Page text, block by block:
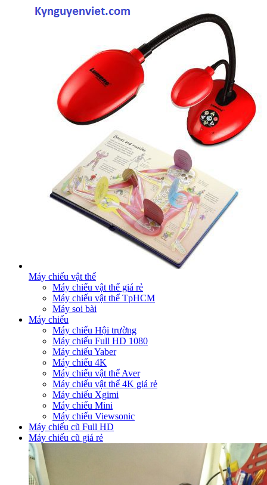
Máy chiếu vật thể
Máy chiếu vật thể giá rẻ
Máy chiếu vật thể TpHCM
Máy soi bài
Máy chiếu
Máy chiếu Hội trường
Máy chiếu Full HD 1080
Máy chiếu Yaber
Máy chiếu 4K
Máy chiếu vật thể Aver
Máy chiếu vật thể 4K giá rẻ
Máy chiếu Xgimi
Máy chiếu Mini
Máy chiếu Viewsonic
Máy chiếu cũ Full HD
Máy chiếu cũ giá rẻ